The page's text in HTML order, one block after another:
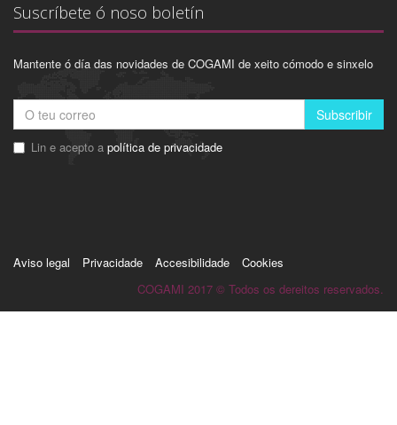
Suscríbete ó noso boletín
Mantente ó día das novidades de COGAMI de xeito cómodo e sinxelo
Subscribir
Lin e acepto a política de privacidade
Aviso legal Privacidade Accesibilidade
Cookies
COGAMI 2017 © Todos os dereitos reservados.